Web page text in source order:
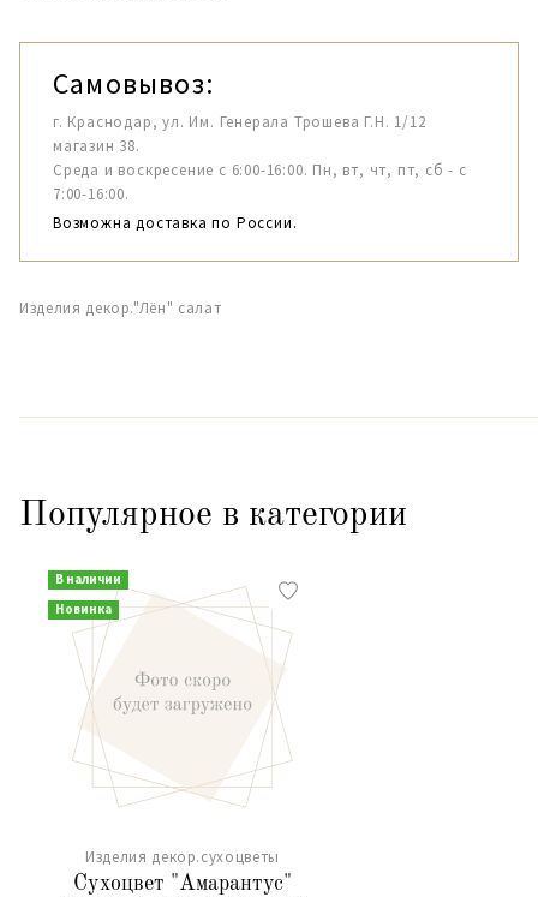
Самовывоз:
г. Краснодар, ул. Им. Генерала Трошева Г.Н. 1/12
магазин 38.
Среда и воскресение с 6:00-16:00. Пн, вт, чт, пт, сб - с
7:00-16:00.
Возможна доставка по России.
Изделия декор."Лён" салат
Популярное в категории
В наличии
Новинка
Изделия декор.сухоцветы
Сухоцвет "Амарантус"